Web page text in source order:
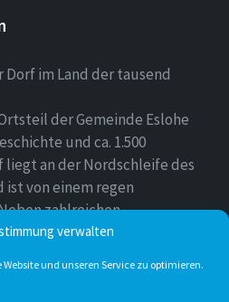
verwalten
und unseren Service zu optimieren.
im Land der tausend
der Gemeinde Eslohe
und ca. 1.500
liegt an der Nordschleife des
ist von einem regen
zahlreichen
unser Ort für sein